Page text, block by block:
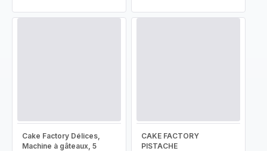
Cake Factory Délices,
Machine à gâteaux, 5
CAKE FACTORY
PISTACHE